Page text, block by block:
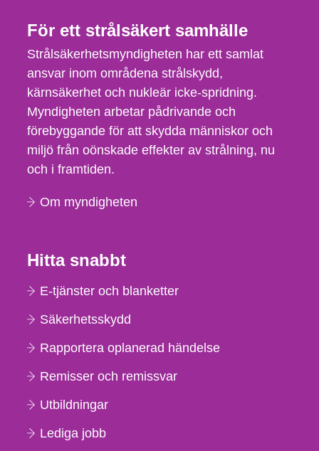
För ett strålsäkert samhälle
Strålsäkerhetsmyndigheten har ett samlat
ansvar inom områdena strålskydd,
kärnsäkerhet och nukleär icke-spridning.
Myndigheten arbetar pådrivande och
förebyggande för att skydda människor och
miljö från oönskade effekter av strålning, nu
och i framtiden.
Om myndigheten
Hitta snabbt
E-tjänster och blanketter
Säkerhetsskydd
Rapportera oplanerad händelse
Remisser och remissvar
Utbildningar
Lediga jobb